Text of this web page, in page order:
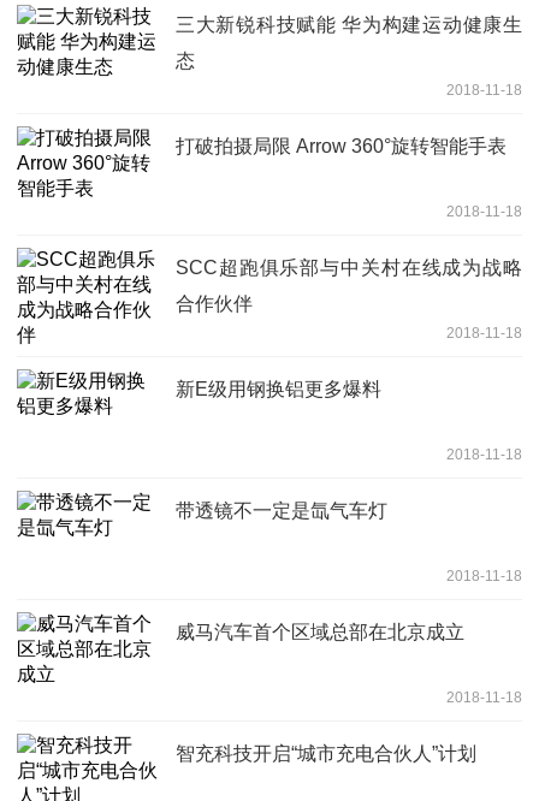
三大新锐科技赋能 华为构建运动健康生
态
2018-11-18
打破拍摄局限 Arrow 360°旋转智能手表
2018-11-18
SCC超跑俱乐部与中关村在线成为战略
合作伙伴
2018-11-18
新E级用钢换铝更多爆料
2018-11-18
带透镜不一定是氙气车灯
2018-11-18
威马汽车首个区域总部在北京成立
2018-11-18
智充科技开启“城市充电合伙人”计划